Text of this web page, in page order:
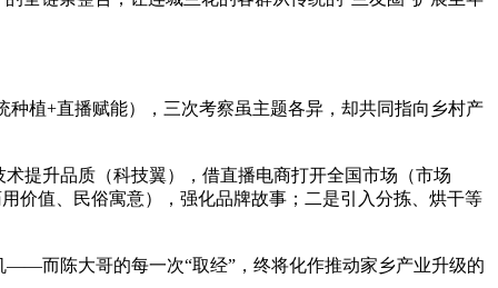
植+直播赋能），三次考察虽主题各异，却共同指向乡村产
提升品质（科技翼），借直播电商打开全国市场（市场
价值、民俗寓意），强化品牌故事；二是引入分拣、烘干等
——而陈大哥的每一次“取经”，终将化作推动家乡产业升级的